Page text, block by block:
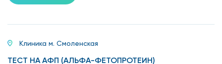
Клиника м. Смоленская
ТЕСТ НА АФП (АЛЬФА-ФЕТОПРОТЕИН)